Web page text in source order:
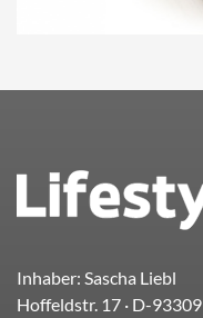
Inhaber: Sascha Liebl
Hoffeldstr. 17 · D-93309